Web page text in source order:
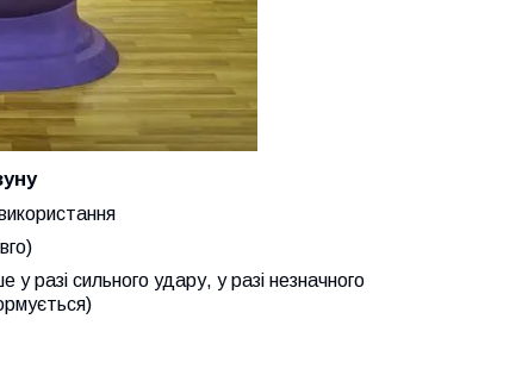
у разі сильного удару, у разі незначного